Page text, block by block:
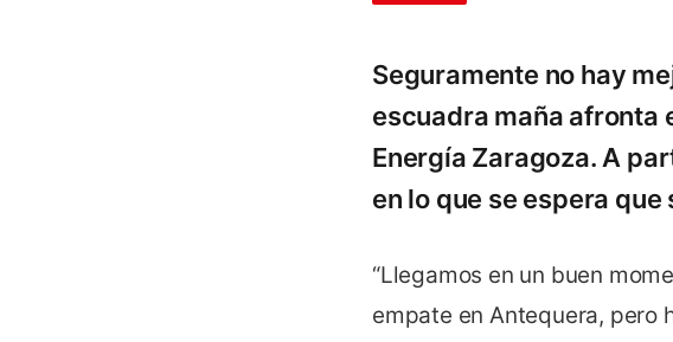
Seguramente no hay
escuadra maña afronta
Energía Zaragoza. A
en lo que se espera
“Llegamos en un buen
empate en Antequera, pero